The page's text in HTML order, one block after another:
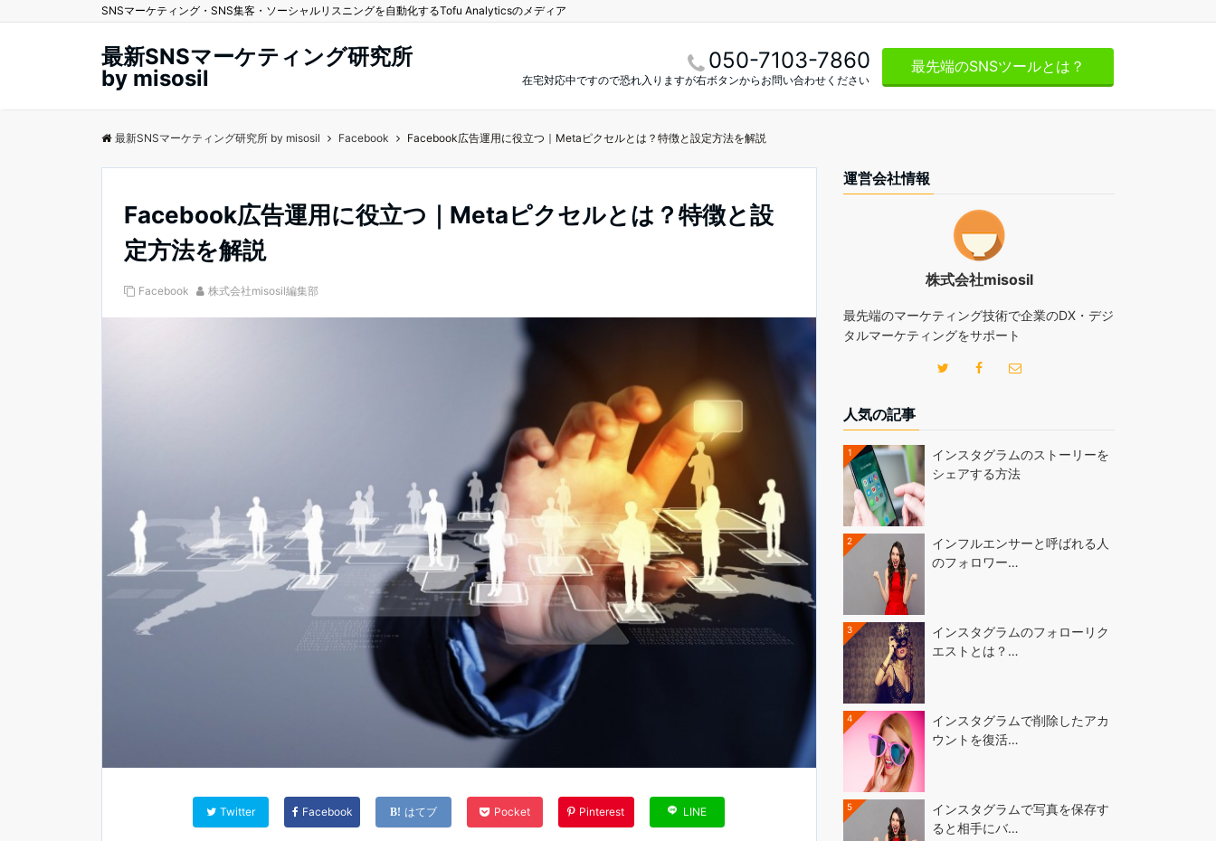
SNSマーケティング・SNS集客・ソーシャルリスニングを自動化するTofu Analyticsのメディア
最新SNSマーケティング研究所
by misosil
050-7103-7860
在宅対応中ですので恐れ入りますが右ボタンからお問い合わせください
最先端のSNSツールとは？
最新SNSマーケティング研究所 by misosil Facebook Facebook広告運用に役立つ｜Metaピクセルとは？特徴と設定方法を解説
Facebook広告運用に役立つ｜Metaピクセルとは？特徴と設
定方法を解説
Facebook 株式会社misosil編集部
Twitter Facebook はてブ Pocket Pinterest LINE
運営会社情報
株式会社misosil
最先端のマーケティング技術で企業のDX・デジ
タルマーケティングをサポート
人気の記事
1
インスタグラムのストーリーを
シェアする方法
2
インフルエンサーと呼ばれる人
のフォロワー…
3
インスタグラムのフォローリク
エストとは？…
4
インスタグラムで削除したアカ
ウントを復活…
5
インスタグラムで写真を保存す
ると相手にバ…